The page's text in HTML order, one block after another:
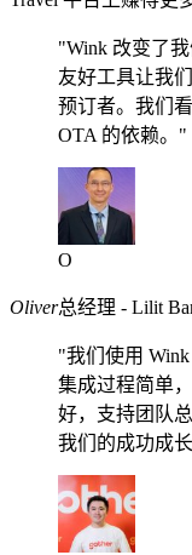
"Wink 改变了
友好工具让我
预订者。我们
OTA 的依赖。"
O
Oliver总经理 - Lilit
"我们使用
集成过程简单
好，支持团队
我们的成功成